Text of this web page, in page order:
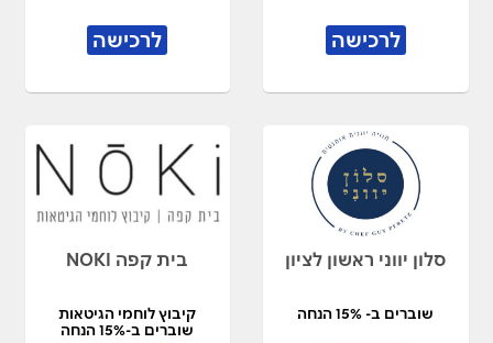
לרכישה לרכישה
סלון יווני ראשון לציון
שוברים ב- 15% הנחה
בית קפה NOKI
קיבוץ לוחמי הגיטאות
שוברים ב-15% הנחה